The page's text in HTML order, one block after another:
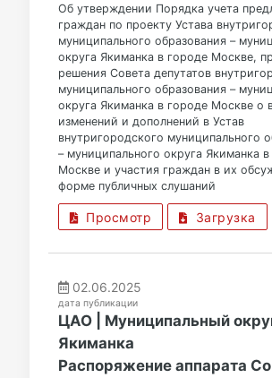
Об утверждении Порядка учета
граждан по проекту Устава
муниципального образования –
округа Якиманка в городе Москве,
решения Совета депутатов
муниципального образования –
округа Якиманка в городе Москве о
изменений и дополнений в Устав
внутригородского муниципального
– муниципального округа Якиманка
Москве и участия граждан в их
форме публичных слушаний
Просмотр Загрузка
02.06.2025
дата публикации
ЦАО | Муниципальный
Якиманка
Распоряжение аппарата